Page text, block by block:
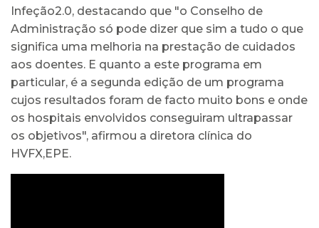
Infeção2.0, destacando que "o Conselho de
Administração só pode dizer que sim a tudo o que
significa uma melhoria na prestação de cuidados
aos doentes. E quanto a este programa em
particular, é a segunda edição de um programa
cujos resultados foram de facto muito bons e onde
os hospitais envolvidos conseguiram ultrapassar
os objetivos", afirmou a diretora clínica do
HVFX,EPE.